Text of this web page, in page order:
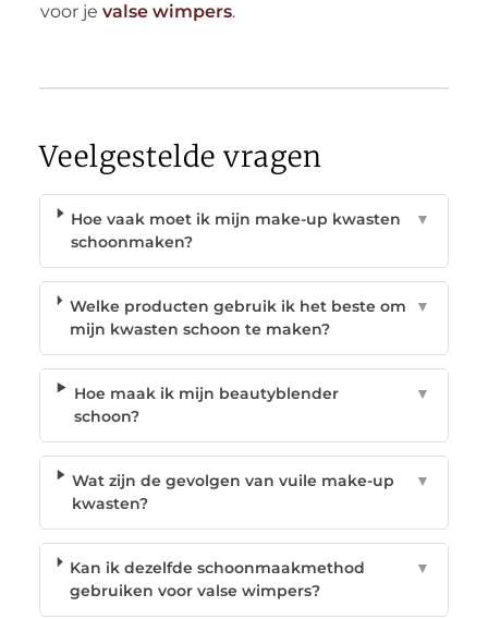
voor je valse wimpers.
Veelgestelde vragen
Hoe vaak moet ik mijn make-up kwasten
schoonmaken?
▼
Welke producten gebruik ik het beste om
mijn kwasten schoon te maken?
▼
Hoe maak ik mijn beautyblender
schoon?
▼
Wat zijn de gevolgen van vuile make-up
kwasten?
▼
Kan ik dezelfde schoonmaakmethod
gebruiken voor valse wimpers?
▼